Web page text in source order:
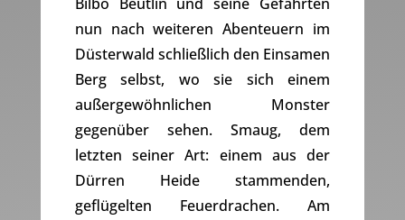
nun nach weiteren Abenteuern im
Düsterwald schließlich den Einsamen
Berg selbst, wo sie sich einem
außergewöhnlichen Monster
gegenüber sehen. Smaug, dem
letzten seiner Art: einem aus der
Dürren Heide stammenden,
geflügelten Feuerdrachen. Am